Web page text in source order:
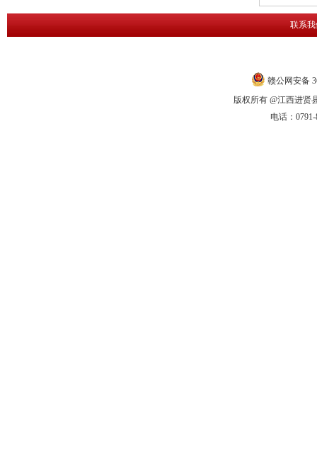
联系
赣公网安备
版权所有 @江西进贤
电话：